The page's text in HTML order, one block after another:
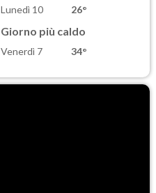
Lunedì 10 26°
Giorno più caldo
Venerdì 7 34°